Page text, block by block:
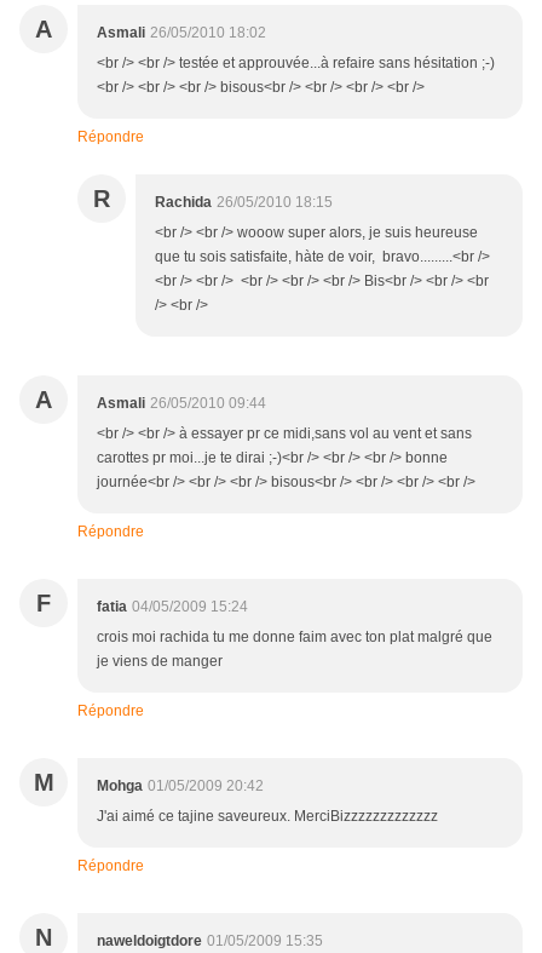
A Asmali 26/05/2010 18:02
<br /> <br /> testée et approuvée...à refaire sans hésitation ;-)
<br /> <br /> <br /> bisous<br /> <br /> <br /> <br />
Répondre
R Rachida 26/05/2010 18:15
<br /> <br /> wooow super alors, je suis heureuse
que tu sois satisfaite, hàte de voir, bravo.........<br />
<br /> <br /> <br /> <br /> <br /> Bis<br /> <br /> <br
/> <br />
A Asmali 26/05/2010 09:44
<br /> <br /> à essayer pr ce midi,sans vol au vent et sans
carottes pr moi...je te dirai ;-)<br /> <br /> <br /> bonne
journée<br /> <br /> <br /> bisous<br /> <br /> <br /> <br />
Répondre
F fatia 04/05/2009 15:24
crois moi rachida tu me donne faim avec ton plat malgré que
je viens de manger
Répondre
M Mohga 01/05/2009 20:42
J'ai aimé ce tajine saveureux. MerciBizzzzzzzzzzzzz
Répondre
N naweldoigtdore 01/05/2009 15:35